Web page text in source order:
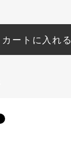
カートに入れる